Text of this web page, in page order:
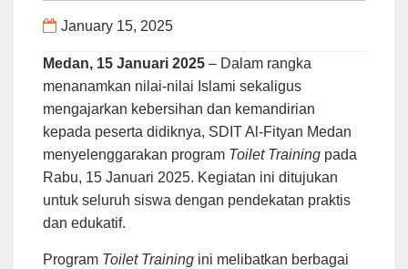
January 15, 2025
Medan, 15 Januari 2025 – Dalam rangka
menanamkan nilai-nilai Islami sekaligus
mengajarkan kebersihan dan kemandirian
kepada peserta didiknya, SDIT Al-Fityan Medan
menyelenggarakan program Toilet Training pada
Rabu, 15 Januari 2025. Kegiatan ini ditujukan
untuk seluruh siswa dengan pendekatan praktis
dan edukatif.
Program Toilet Training ini melibatkan berbagai